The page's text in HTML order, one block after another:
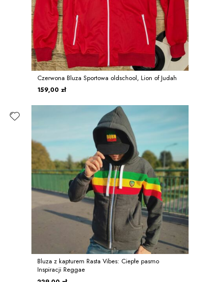
Czerwona Bluza Sportowa oldschool, Lion of Judah
159,00 zł
Bluza z kapturem Rasta Vibes: Ciepłe pasmo
Inspiracji Reggae